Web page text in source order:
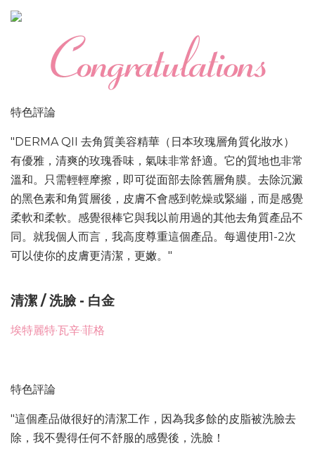
特色評論
" DERMA QII 去角質美容精華（日本玫瑰層角質化妝水）
有優雅，清爽的玫瑰香味，氣味非常舒適。它的質地也非常
溫和。只需輕輕摩擦，即可從面部去除舊層角膜。去除沉澱
的黑色素和角質層後，皮膚不會感到乾燥或緊繃，而是感覺
柔軟和柔軟。感覺很棒它與我以前用過的其他去角質產品不
同。就我個人而言，我高度尊重這個產品。每週使用1-2次
可以使你的皮膚更清潔，更嫩。 "
清潔 / 洗臉 - 白金
埃特麗特·瓦辛·菲格
特色評論
"這個產品做很好的清潔工作，因為我多餘的皮脂被洗臉去
除，我不覺得任何不舒服的感覺後，洗臉！